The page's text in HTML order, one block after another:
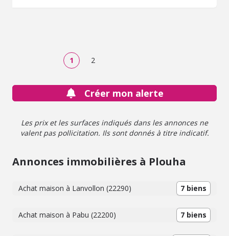
de services et d'écoles, facilitant ainsi la vie quotidienne
de ses habitants. Contactez notre office notarial pour
à vendre à Plouha.
1 2
Créer mon alerte
Les prix et les surfaces indiqués dans les annonces ne
valent pas pollicitation. Ils sont donnés à titre indicatif.
Annonces immobilières à Plouha
Achat maison à Lanvollon (22290) 7 biens
Achat maison à Pabu (22200) 7 biens